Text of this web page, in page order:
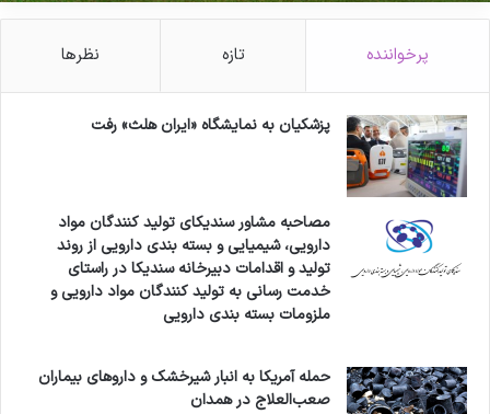
پرخواننده تازه نظرها
پزشکیان به نمایشگاه «ایران هلث» رفت
مصاحبه مشاور سندیکای تولید کنندگان مواد
دارویی، شیمیایی و بسته بندی دارویی از روند
تولید و اقدامات دبیرخانه سندیکا در راستای
خدمت رسانی به تولید کنندگان مواد دارویی و
ملزومات بسته بندی دارویی
حمله آمریکا به انبار شیرخشک و داروهای بیماران
صعب‌العلاج در همدان